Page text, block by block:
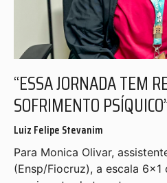
“ESSA JORNADA TEM
SOFRIMENTO
Luiz Felipe Stevanim
Para Monica Olivar,
(Ensp/Fiocruz), a escala